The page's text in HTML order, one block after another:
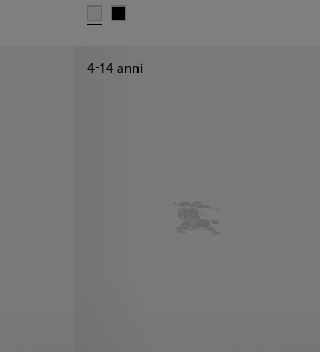
4-14 anni